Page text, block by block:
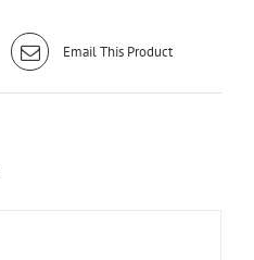
Email This Product